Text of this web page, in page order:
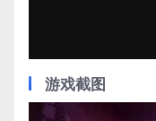
游戏截图